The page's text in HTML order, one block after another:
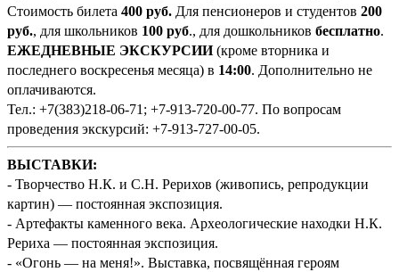
Стоимость билета 400 руб. Для пенсионеров и студентов 200
руб., для школьников 100 руб., для дошкольников бесплатно.
ЕЖЕДНЕВНЫЕ ЭКСКУРСИИ(кроме вторника и
последнего воскресенья месяца) в 14:00. Дополнительно не
оплачиваются.
Тел.: +7(383)218-06-71; +7-913-720-00-77. По вопросам
проведения экскурсий: +7-913-727-00-05.
ВЫСТАВКИ:
- Творчество Н.К. и С.Н. Рерихов (живопись, репродукции
картин) — постоянная экспозиция.
- Артефакты каменного века. Археологические находки Н.К.
Рериха — постоянная экспозиция.
- «Огонь — на меня!». Выставка, посвящённая героям